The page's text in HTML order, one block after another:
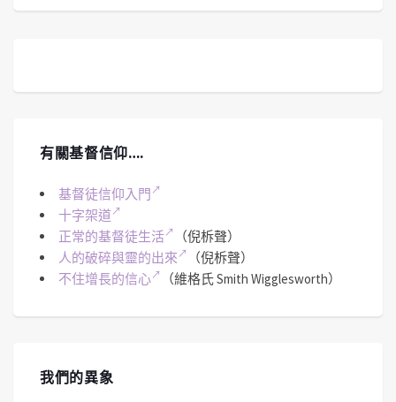
有關基督信仰….
基督徒信仰入門
十字架道
正常的基督徒生活
（倪柝聲）
人的破碎與靈的出來
（倪柝聲）
不住增長的信心
（維格氏 Smith Wigglesworth）
我們的異象